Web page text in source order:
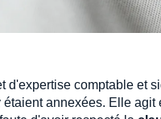
comptable et
étaient annexées. Elle